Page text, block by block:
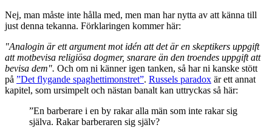
Nej, man måste inte hålla med, men man har nytta av att känna till
just denna tekanna. Förklaringen kommer här:
"Analogin är ett argument mot idén att det är en skeptikers uppgift
att motbevisa religiösa dogmer, snarare än den troendes uppgift att
bevisa dem". Och om ni känner igen tanken, så har ni kanske stött
på ”Det flygande spaghettimonstret”. Russels paradox är ett annat
kapitel, som ursimpelt och nästan banalt kan uttryckas så här:
”En barberare i en by rakar alla män som inte rakar sig
själva. Rakar barberaren sig själv?